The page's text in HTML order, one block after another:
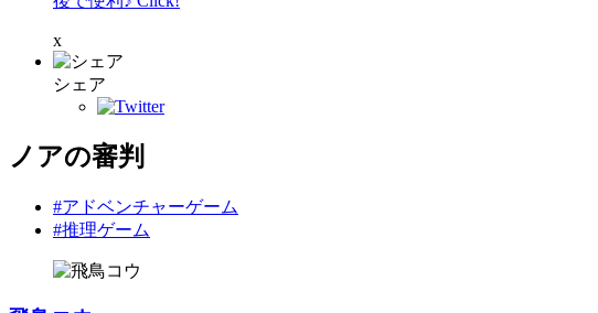
x
シェア
ノアの審判
#アドベンチャーゲーム
#推理ゲーム